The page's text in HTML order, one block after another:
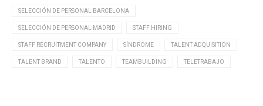
SELECCIÓN DE PERSONAL BARCELONA
SELECCIÓN DE PERSONAL MADRID STAFF HIRING
STAFF RECRUITMENT COMPANY SÍNDROME TALENT ADQUISITION
TALENT BRAND TALENTO TEAMBUILDING TELETRABAJO